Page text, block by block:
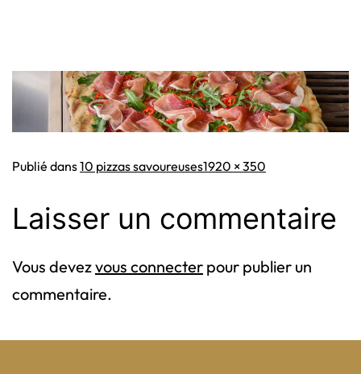
Publié dans10 pizzas savoureusesTaille
1920 × 350
Laisser un commentaire
Vous devezvous connecter pour publier un
commentaire.